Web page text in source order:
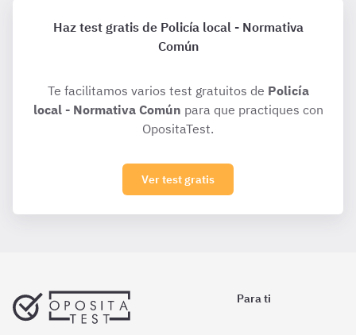
Haz test gratis de Policía local - Normativa
Común
Te facilitamos varios test gratuitos de Policía
local - Normativa Común para que practiques con
OpositaTest.
Ver test gratis
Para ti